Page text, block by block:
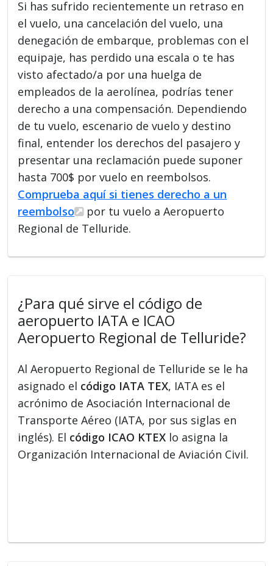
Si has sufrido recientemente un retraso en
el vuelo, una cancelación del vuelo, una
denegación de embarque, problemas con el
equipaje, has perdido una escala o te has
visto afectado/a por una huelga de
empleados de la aerolínea, podrías tener
derecho a una compensación. Dependiendo
de tu vuelo, escenario de vuelo y destino
final, entender los derechos del pasajero y
presentar una reclamación puede suponer
hasta 700$ por vuelo en reembolsos.
Comprueba aquí si tienes derecho a un
reembolso
por tu vuelo a Aeropuerto
Regional de Telluride.
¿Para qué sirve el código de
aeropuerto IATA e ICAO
Aeropuerto Regional de Telluride?
Al Aeropuerto Regional de Telluride se le ha
asignado el código IATA TEX, IATA es el
acrónimo de Asociación Internacional de
Transporte Aéreo (IATA, por sus siglas en
inglés). El código ICAO KTEX lo asigna la
Organización Internacional de Aviación Civil.